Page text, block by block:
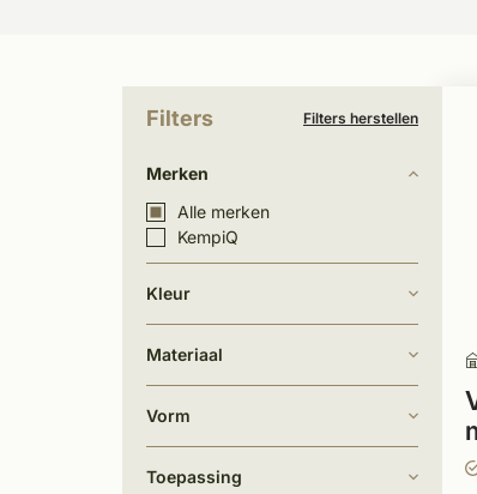
Filters Filters herstellen
Merken
Alle merken
KempiQ
Kleur
Materiaal
Vorm
Toepassing